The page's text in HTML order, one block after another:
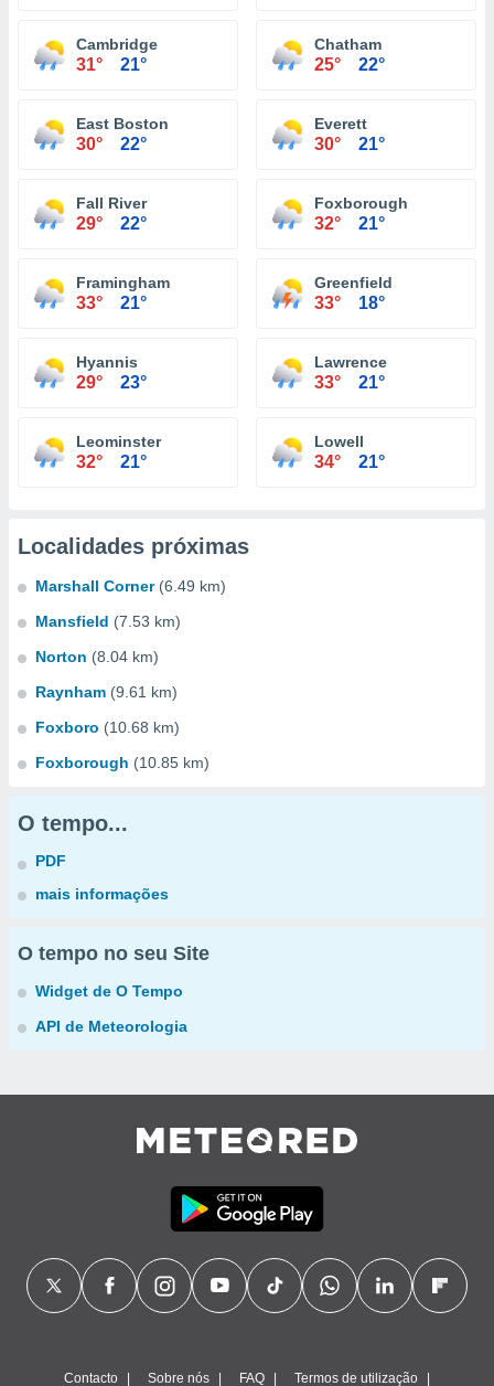
Cambridge
31° 21°
Chatham
25° 22°
East Boston
30° 22°
Everett
30° 21°
Fall River
29° 22°
Foxborough
32° 21°
Framingham
33° 21°
Greenfield
33° 18°
Hyannis
29° 23°
Lawrence
33° 21°
Leominster
32° 21°
Lowell
34° 21°
Localidades próximas
Marshall Corner (6.49 km)
Mansfield (7.53 km)
Norton (8.04 km)
Raynham (9.61 km)
Foxboro (10.68 km)
Foxborough (10.85 km)
O tempo...
PDF
mais informações
O tempo no seu Site
Widget de O Tempo
API de Meteorologia
Contacto Sobre nós FAQ Termos de utilização